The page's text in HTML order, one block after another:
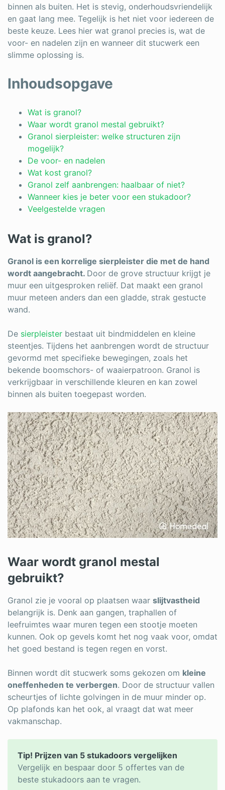
Warmtepomp
Zonnepanelen
Zonwering
Bent u een vakspecialist?
Log in
binnen als buiten. Het is stevig, onderhoudsvriendelijk
en gaat lang mee. Tegelijk is het niet voor iedereen de
beste keuze. Lees hier wat granol precies is, wat de
voor- en nadelen zijn en wanneer dit stucwerk een
slimme oplossing is.
Inhoudsopgave
Wat is granol?
Waar wordt granol mestal gebruikt?
Granol sierpleister: welke structuren zijn
mogelijk?
De voor- en nadelen
Wat kost granol?
Granol zelf aanbrengen: haalbaar of niet?
Wanneer kies je beter voor een stukadoor?
Veelgestelde vragen
Wat is granol?
Granol is een korrelige sierpleister die met de hand
wordt aangebracht. Door de grove structuur krijgt je
muur een uitgesproken reliëf. Dat maakt een granol
muur meteen anders dan een gladde, strak gestucte
wand.
De sierpleister bestaat uit bindmiddelen en kleine
steentjes. Tijdens het aanbrengen wordt de structuur
gevormd met specifieke bewegingen, zoals het
bekende boomschors- of waaierpatroon. Granol is
verkrijgbaar in verschillende kleuren en kan zowel
binnen als buiten toegepast worden.
Waar wordt granol mestal
gebruikt?
Granol zie je vooral op plaatsen waar slijtvastheid
belangrijk is. Denk aan gangen, traphallen of
leefruimtes waar muren tegen een stootje moeten
kunnen. Ook op gevels komt het nog vaak voor, omdat
het goed bestand is tegen regen en vorst.
Binnen wordt dit stucwerk soms gekozen om kleine
oneffenheden te verbergen. Door de structuur vallen
scheurtjes of lichte golvingen in de muur minder op.
Op plafonds kan het ook, al vraagt dat wat meer
vakmanschap.
Tip! Prijzen van 5 stukadoors vergelijken
Vergelijk en bespaar door 5 offertes van de
beste stukadoors aan te vragen.